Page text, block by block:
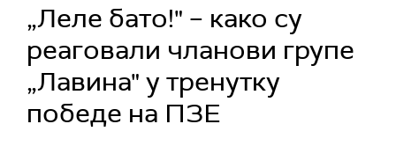
„Леле бато!" – како су
реаговали чланови групе
„Лавина" у тренутку
победе на ПЗЕ